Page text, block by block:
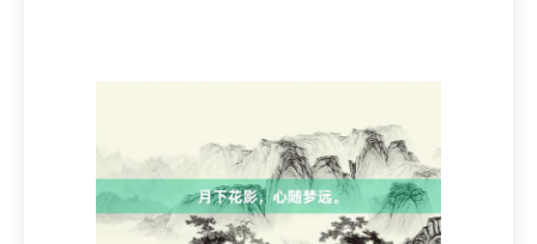
举例，“在三个月内接济品牌有名度20%”比“提
高品牌有名度”更具体、更易评估。 上海柏阳
婕科技有限公司 其次，指标应与企业的举座政